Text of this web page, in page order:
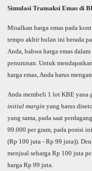
Simulasi Transaksi Emas di
Misalkan harga emas pada
tempo akhir bulan ini berada
Anda, bahwa harga emas
penurunan. Untuk
harga emas, Anda harus
Anda membeli 1 lot KBE yana
initial margin yang harus
yang sama, pada saat
99.000 per gram, pada posisi
(Rp 100 juta - Rp 99 juta)).
menjual seharga Rp 100 juta
harga Rp 99 juta.